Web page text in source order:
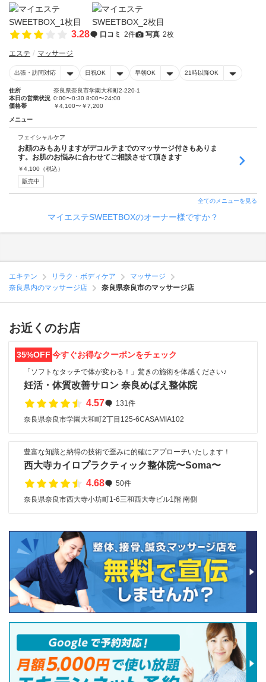
3.28 口コミ 2件 写真 2枚
エステ マッサージ
出張・訪問対応 日祝OK 早朝OK 21時以降OK
住所
奈良県奈良市学園大和町2-220-1
本日の営業状況 0:00〜0:30 8:00〜24:00
価格帯
￥4,100〜￥7,200
メニュー
フェイシャルケア
お顔のみもありますがデコルテまでのマッサージ付きもありま
す。お肌のお悩みに合わせてご相談させて頂きます
￥4,100 （税込）
販売中
全てのメニューを見る
マイエステSWEETBOXのオーナー様ですか？
エキテン リラク・ボディケア
マッサージ
奈良県内のマッサージ店
奈良県奈良市のマッサージ店
お近くのお店
35%OFF 今すぐお得なクーポンをチェック
「ソフトなタッチで体が変わる！」驚きの施術を体感ください♪
妊活・体質改善サロン 奈良めばえ整体院
4.57
131件
奈良県奈良市学園大和町2丁目125-6CASAMIA102
豊富な知識と納得の技術で歪みに的確にアプローチいたします！
西大寺カイロプラクティック整体院〜Soma〜
4.68
50件
奈良県奈良市西大寺小坊町1-6三和西大寺ビル1階 南側